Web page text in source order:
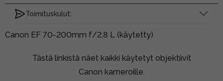
Toimituskulut:
Canon EF 70-200mm f/2.8 L (käytetty)
Tästä linkistä näet kaikki käytetyt objektiivit
Canon kameroille.